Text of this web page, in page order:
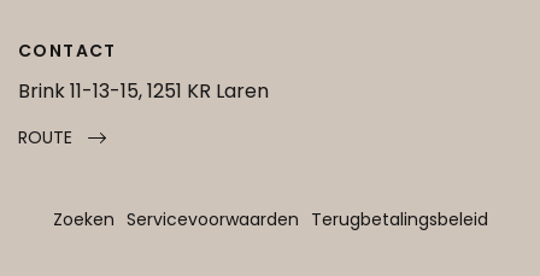
CONTACT
Brink 11-13-15, 1251 KR Laren
ROUTE
Zoeken Servicevoorwaarden Terugbetalingsbeleid